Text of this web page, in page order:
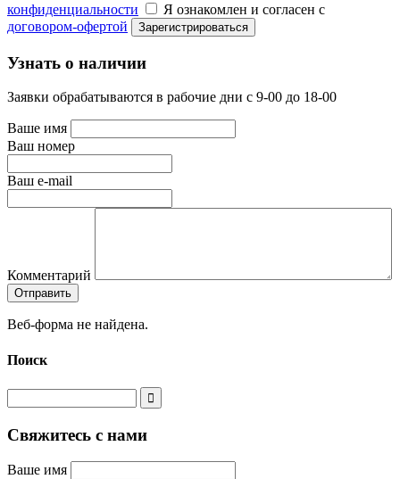
конфиденциальности
Я ознакомлен и согласен с
договором-офертой
Узнать о наличии
Заявки обрабатываются в рабочие дни с 9-00 до 18-00
Ваше имя
Ваш номер
Ваш e-mail
Комментарий
Веб-форма не найдена.
Поиск
Свяжитесь с нами
Ваше имя